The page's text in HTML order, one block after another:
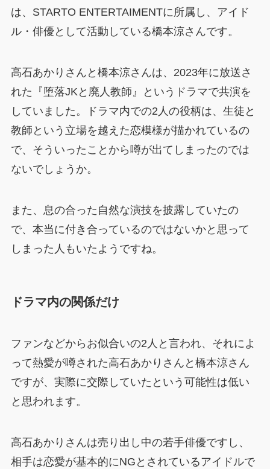
は、STARTO ENTERTAIMENTに所属し、アイド
ル・俳優として活動している橋本涼さんです。
高石あかりさんと橋本涼さんは、2023年に放送さ
れた『堕落JKと廃人教師』というドラマで共演を
していました。ドラマ内での2人の役柄は、生徒と
教師という立場を越えた恋模様が描かれているの
で、そういったことから噂が出てしまったのでは
ないでしょうか。
また、息の合った自然な演技を披露していたの
で、本当に付き合っているのではないかと思って
しまった人もいたようですね。
ドラマ内の関係だけ
ファンなどからお似合いの2人と言われ、それによ
って熱愛が噂された高石あかりさんと橋本涼さん
ですが、実際に交際していたという可能性は低い
と思われます。
高石あかりさんは売り出し中の若手俳優ですし、
相手は恋愛が基本的にNGとされているアイドルで